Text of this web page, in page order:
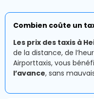
Combien coûte un
Les prix des taxis à
de la distance, de
Airporttaxis, vous
l’avance, sans